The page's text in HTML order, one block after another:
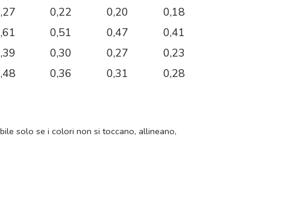
0,22 0,20
0,18
0,51 0,47
0,41
0,30 0,27
0,23
0,36 0,31 0,28
solo se i colori non si toccano, allineano,